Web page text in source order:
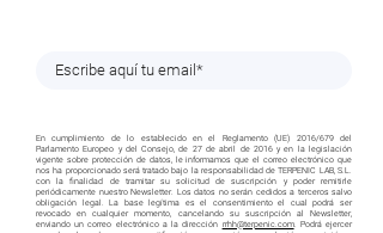
En cumplimiento de lo establecido en el Reglamento (UE) 2016/679 del
Parlamento Europeo y del Consejo, de 27 de abril de 2016 y en la legislación
vigente sobre protección de datos, le informamos que el correo electrónico que
nos ha proporcionado será tratado bajo la responsabilidad de TERPENIC LAB, S.L.
con la finalidad de tramitar su solicitud de suscripción y poder remitirle
periódicamente nuestro Newsletter. Los datos no serán cedidos a terceros salvo
obligación legal. La base legítima es el consentimiento el cual podrá ser
revocado en cualquier momento, cancelando su suscripción al Newsletter,
enviando un correo electrónico a la dirección rrhh@terpenic.com. Podrá ejercer